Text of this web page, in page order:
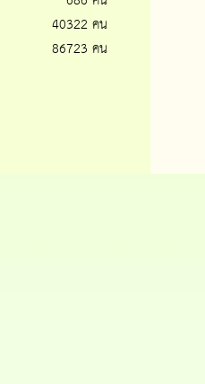
40322 คน
86723 คน